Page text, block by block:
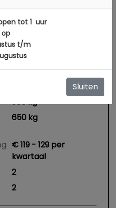
Hatchback
Zwart
Stof
5
955 kg
650 kg
€ 119 - 129 per
kwartaal
2
2
tot 1 uur
op
t/m
Sluiten